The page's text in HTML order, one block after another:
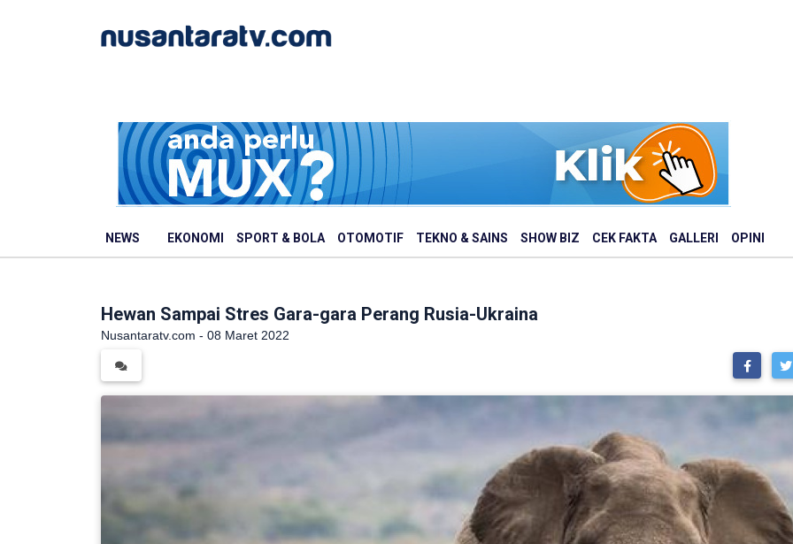
NEWS EKONOMI SPORT & BOLA OTOMOTIF TEKNO & SAINS SHOW BIZ CEK FAKTA GALLERI OPINI
Hewan Sampai Stres Gara-gara Perang Rusia-Ukraina
Nusantaratv.com - 08 Maret 2022